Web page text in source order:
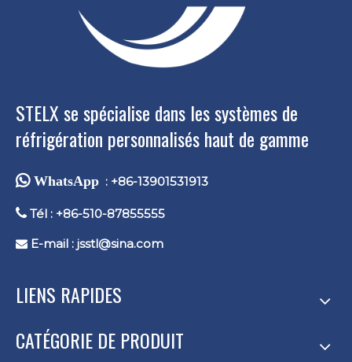
STELX se spécialise dans les systèmes de
réfrigération personnalisés haut de gamme
 WhatsApp : +86-13901531913
 Tél : +86-510-87855555
 E-mail : jsstl@sina.com
LIENS RAPIDES
CATÉGORIE DE PRODUIT